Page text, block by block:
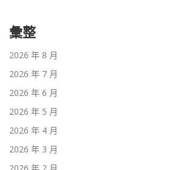
彙整
2026 年 8 月
2026 年 7 月
2026 年 6 月
2026 年 5 月
2026 年 4 月
2026 年 3 月